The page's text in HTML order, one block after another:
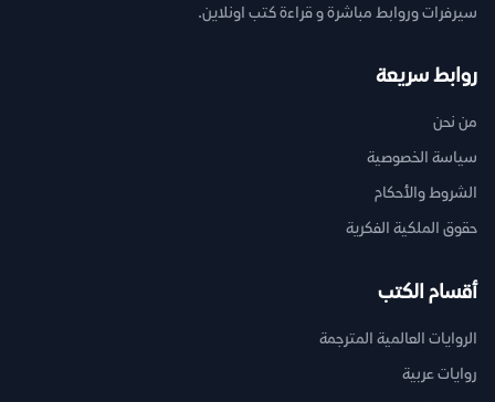
سيرفرات وروابط مباشرة و قراءة كتب اونلاين.
روابط سريعة
من نحن
سياسة الخصوصية
الشروط والأحكام
حقوق الملكية الفكرية
أقسام الكتب
الروايات العالمية المترجمة
روايات عربية